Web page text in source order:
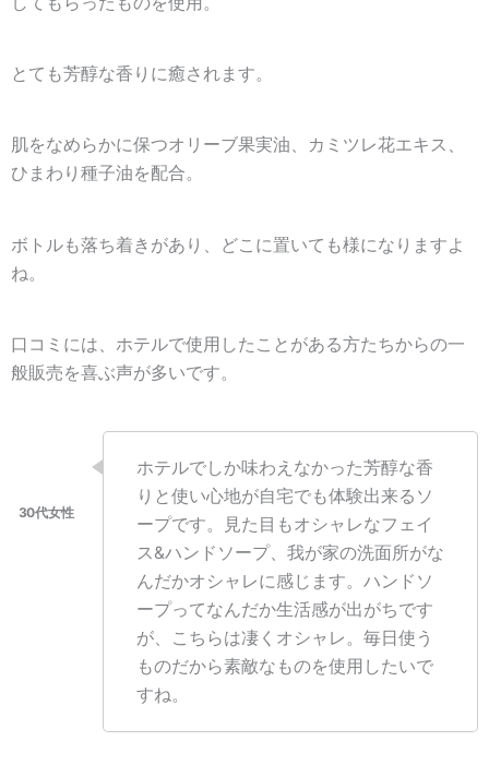
とても芳醇な香りに癒されます。
肌をなめらかに保つオリーブ果実油、 カミツレ花エキス 、
ひまわり種子油を配合。
ボトルも落ち着きがあり、どこに置いても様になりますよ
ね。
口コミには、ホテルで使用したことがある方たちからの一
般販売を喜ぶ声が多いです。
ホテルでしか味わえなかった芳醇な香
りと使い心地が自宅でも体験出来るソ
ープです。見た目もオシャレなフェイ
ス&ハンドソープ、我が家の洗面所がな
んだかオシャレに感じます。ハンドソ
ープってなんだか生活感が出がちです
が、こちらは凄くオシャレ。毎日使う
ものだから素敵なものを使用したいで
すね。